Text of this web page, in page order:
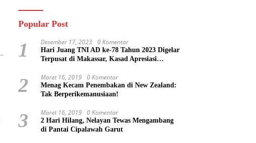
Popular Post
1 Desember 17, 2023 0 Komentar
Hari Juang TNI AD ke-78 Tahun 2023 Digelar
Terpusat di Makassar, Kasad Apresiasi
2 Maret 16, 2019 0 Komentar
Menag Kecam Penembakan di New Zealand:
Tak Berperikemanusiaan!
3 Maret 16, 2019 0 Komentar
2 Hari Hilang, Nelayan Tewas Mengambang
di Pantai Cipalawah Garut